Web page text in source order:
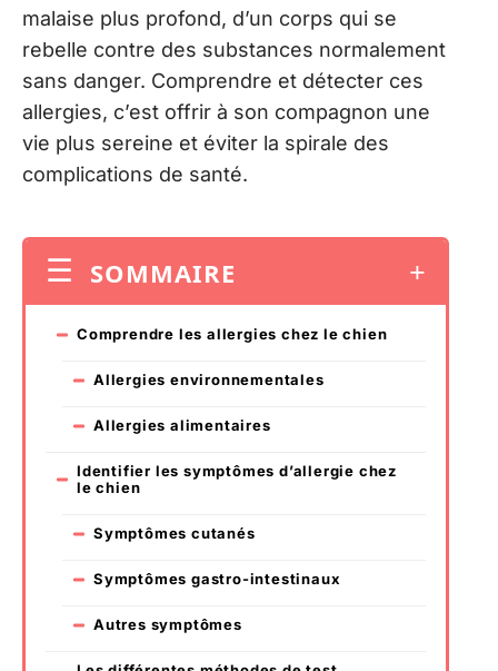
malaise plus profond, d’un corps qui se
rebelle contre des substances normalement
sans danger. Comprendre et détecter ces
allergies, c’est offrir à son compagnon une
vie plus sereine et éviter la spirale des
complications de santé.
SOMMAIRE
Comprendre les allergies chez le chien
Allergies environnementales
Allergies alimentaires
Identifier les symptômes d’allergie chez
le chien
Symptômes cutanés
Symptômes gastro-intestinaux
Autres symptômes